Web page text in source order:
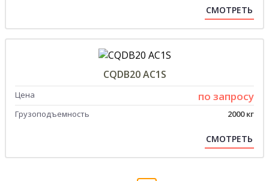
СМОТРЕТЬ
CQDB20 AС1S
Цена по запросу
Грузоподъемность 2000 кг
СМОТРЕТЬ